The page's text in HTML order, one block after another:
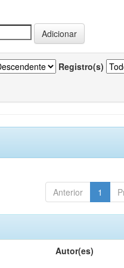
Registro(s)
Anterior 1
Autor(es)